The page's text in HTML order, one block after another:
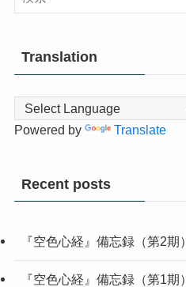
Translation
Powered by Translate
Recent posts
『空色心経』備忘録（第2期）
『空色心経』備忘録（第1期）